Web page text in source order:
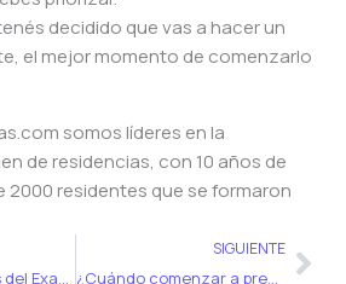
decidido que vas a hacer un
el mejor momento de comenzarlo
somos líderes en la
de residencias, con 10 años de
2000 residentes que se formaron
Readjudicaciones del Examen único
SIGUIENTE
¿Cuándo comenzar a preparar el examen único de residencias?